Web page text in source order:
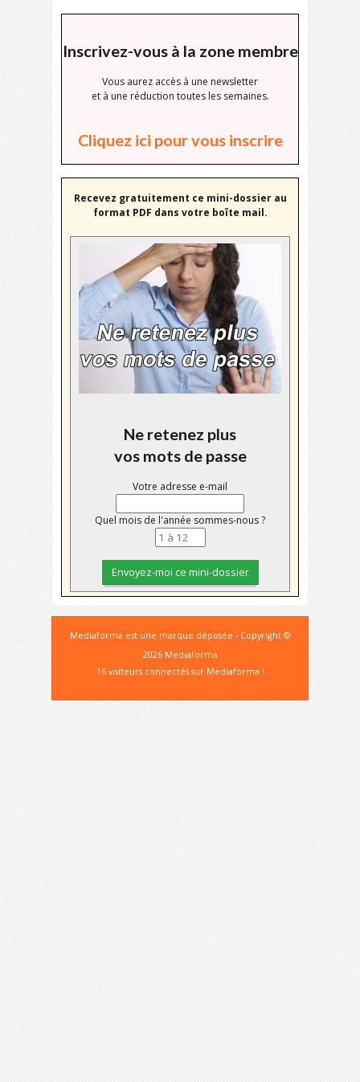
Inscrivez-vous à la zone membre
Vous aurez accès à une newsletter
et à une réduction toutes les semaines.
Cliquez ici pour vous inscrire
Recevez gratuitement ce mini-dossier au
format PDF dans votre boîte mail.
Ne retenez plus
vos mots de passe
Votre adresse e-mail
Quel mois de l'année sommes-nous ?
Mediaforma est une marque déposée - Copyright ©
2026 Mediaforma
16 visiteurs connectés sur Mediaforma !